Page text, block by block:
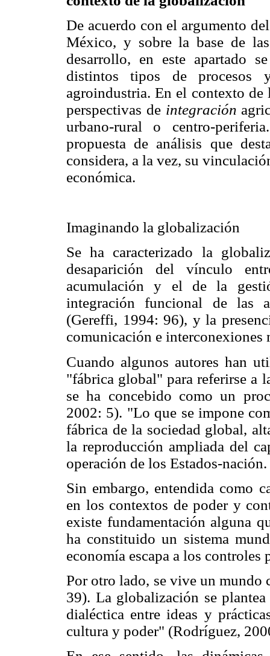
De acuerdo con el argumento
México, y sobre la base de
desarrollo, en este apartado
distintos tipos de procesos
agroindustria. En el contexto
perspectivas de integración
urbano-rural o centro-
propuesta de análisis que
considera, a la vez, su
económica.
Imaginando la globalización
Se ha caracterizado la
desaparición del vínculo
acumulación y el de la
integración funcional de las
(Gereffi, 1994: 96), y la
comunicación e
Cuando algunos autores han
"fábrica global" para referirse a
se ha concebido como un
2002: 5). "Lo que se impone
fábrica de la sociedad global,
la reproducción ampliada del
operación de los Estados-nación.
Sin embargo, entendida como
en los contextos de poder y
existe fundamentación alguna
ha constituido un sistema
economía escapa a los
Por otro lado, se vive un
39). La globalización se
dialéctica entre ideas y
cultura y poder" (Rodríguez,